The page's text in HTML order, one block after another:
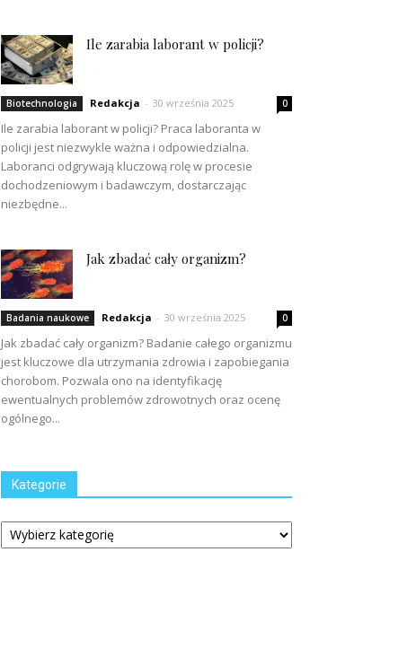
Ile zarabia laborant w policji?
Biotechnologia Redakcja - 30 września 2025 0
Ile zarabia laborant w policji? Praca laboranta w
policji jest niezwykle ważna i odpowiedzialna.
Laboranci odgrywają kluczową rolę w procesie
dochodzeniowym i badawczym, dostarczając
niezbędne...
Jak zbadać cały organizm?
Badania naukowe Redakcja - 30 września 2025 0
Jak zbadać cały organizm? Badanie całego organizmu
jest kluczowe dla utrzymania zdrowia i zapobiegania
chorobom. Pozwala ono na identyfikację
ewentualnych problemów zdrowotnych oraz ocenę
ogólnego...
Kategorie
Kategorie